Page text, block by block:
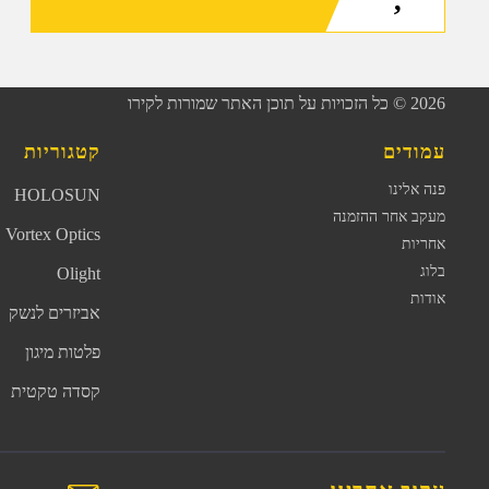
2026 © כל הזכויות על תוכן האתר שמורות לקירו
עמודים
פנה אלינו
מעקב אחר ההזמנה
אחריות
בלוג
אודות
קטגוריות
HOLOSUN
Vortex Optics
Olight
אביזרים לנשק
פלטות מיגון
קסדה טקטית